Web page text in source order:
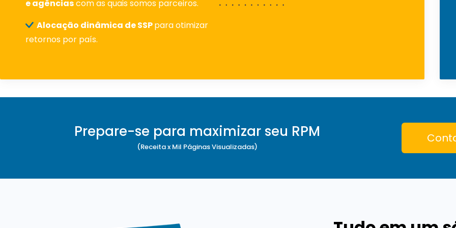
e agênciascom as quais somos parceiros.
Alocação dinâmica de SSPpara otimizar
retornos por país.
Prepare-se para maximizar seu RPM
(Receita x Mil Páginas Visualizadas)